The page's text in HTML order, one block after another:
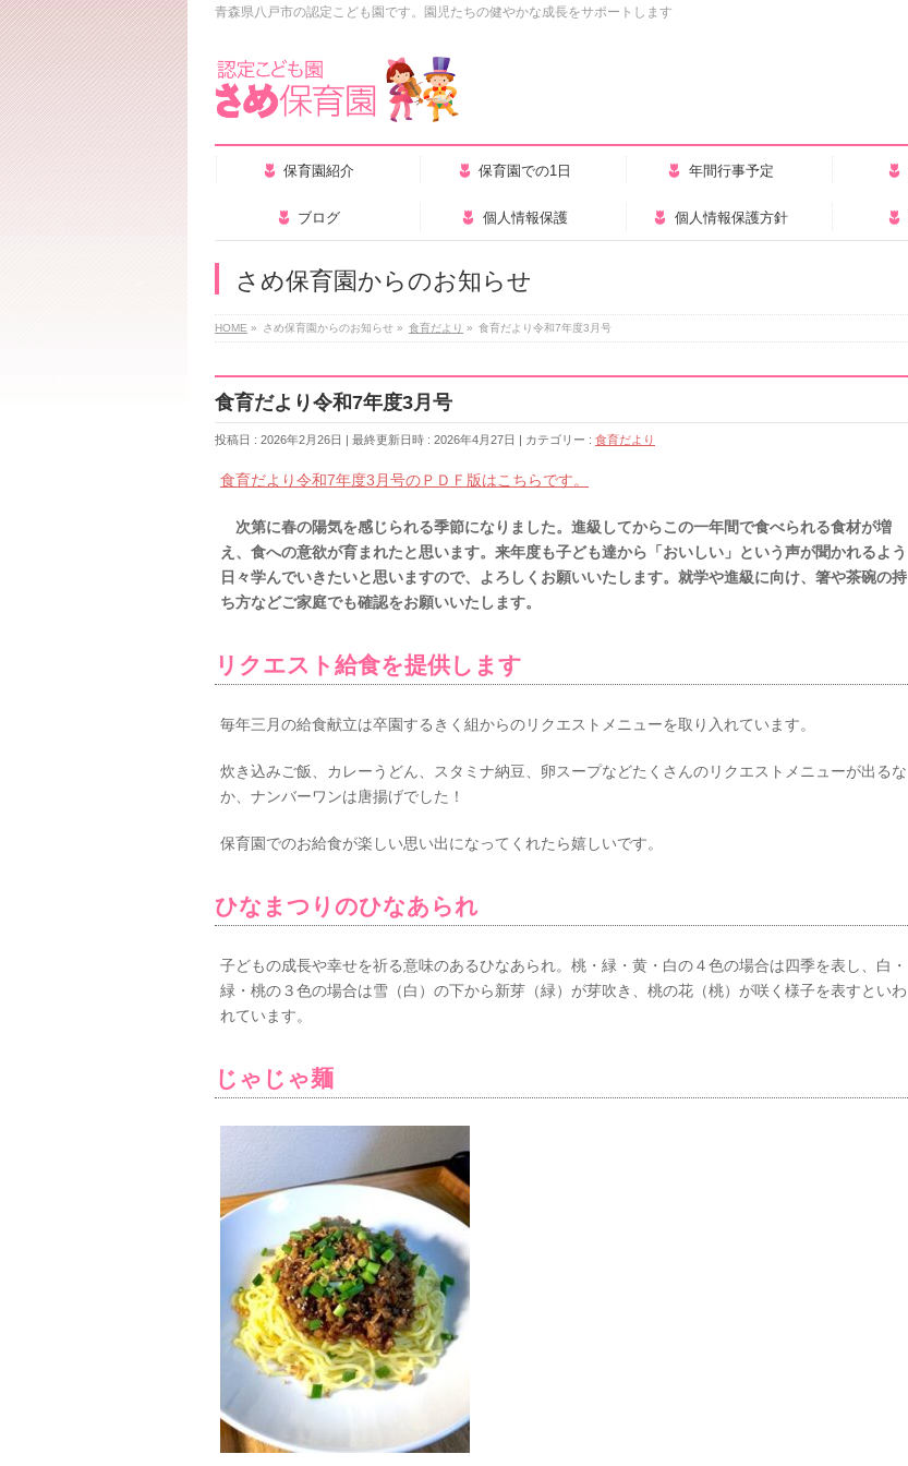
青森県八戸市の認定こども園です。園児たちの健やかな成長をサポートします
保育園紹介 保育園での1日 年間行事予定
ブログ 個人情報保護 個人情報保護方針
さめ保育園からのお知らせ
HOME » さめ保育園からのお知らせ » 食育だより » 食育だより令和7年度3月号
食育だより令和7年度3月号
投稿日 : 2026年2月26日 最終更新日時 : 2026年4月27日 カテゴリー : 食育だより
食育だより令和7年度3月号のＰＤＦ版はこちらです。
次第に春の陽気を感じられる季節になりました。進級してからこの一年間で食べられる食材が増
え、食への意欲が育まれたと思います。来年度も子ども達から「おいしい」という声が聞かれるよう
日々学んでいきたいと思いますので、よろしくお願いいたします。就学や進級に向け、箸や茶碗の持
ち方などご家庭でも確認をお願いいたします。
リクエスト給食を提供しま す
毎年三月の給食献立は卒園するきく組からのリクエストメニューを取り入れています。
炊き込みご飯、カレーうどん、スタミナ納豆、卵スープなどたくさんのリクエストメニューが出るな
か、ナンバーワンは唐揚げでした！
保育園でのお給食が楽しい思い出になってくれたら嬉しいです。
ひなまつりのひなあられ
子どもの成長や幸せを祈る意味のあるひなあられ。桃・緑・黄・白の４色の場合は四季を表し、白・
緑・桃の３色の場合は雪（白）の下から新芽（緑）が芽吹き、桃の花（桃）が咲く様子を表すといわ
れています。
じゃじゃ麺